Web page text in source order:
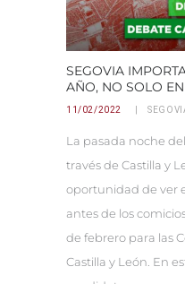
SEGOVIA
AÑO, NO SOLO
11/02/2022
La pasada noche
través de Castilla y
oportunidad de ver
antes de los
de febrero para las
Castilla y León. En